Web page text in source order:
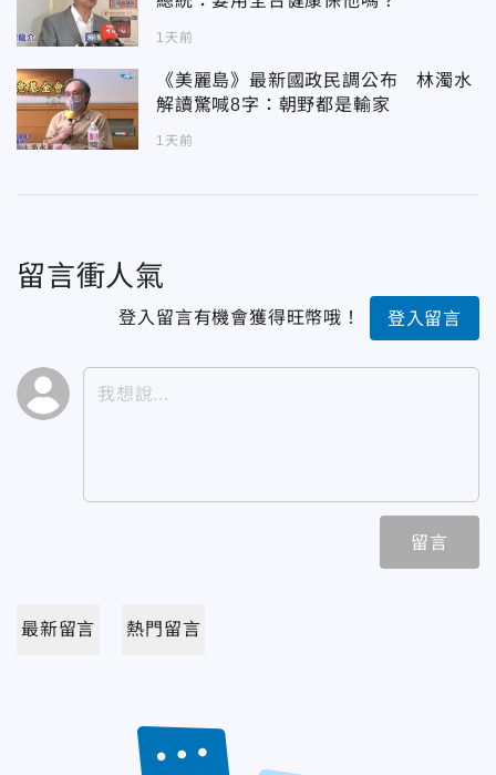
1天前
《美麗島》最新國政民調公布 林濁水
解讀驚喊8字：朝野都是輸家
1天前
留言衝人氣
登入留言有機會獲得旺幣哦！ 登入留言
留言
最新留言 熱門留言